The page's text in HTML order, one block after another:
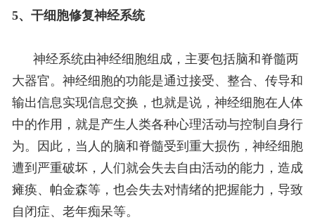
5、干细胞修复神经系统
神经系统由神经细胞组成，主要包括脑和脊髓两
大器官。神经细胞的功能是通过接受、整合、传导和
输出信息实现信息交换，也就是说，神经细胞在人体
中的作用，就是产生人类各种心理活动与控制自身行
为。因此，当人的脑和脊髓受到重大损伤，神经细胞
遭到严重破坏，人们就会失去自由活动的能力，造成
瘫痪、帕金森等，也会失去对情绪的把握能力，导致
自闭症、老年痴呆等。